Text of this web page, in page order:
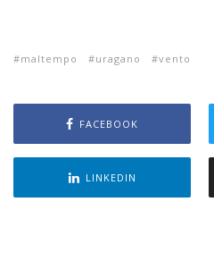
maltempo uragano vento
FACEBOOK
LINKEDIN